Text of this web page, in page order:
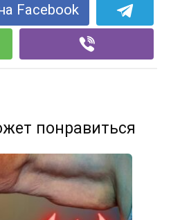
Facebook
понравиться